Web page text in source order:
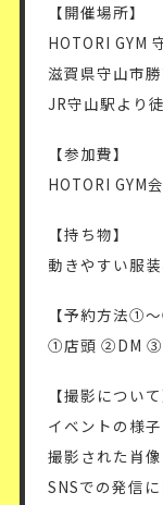
【開催場所】
HOTORI GYM
滋賀県守山市
JR守山駅より
【参加費】
HOTORI GYM
【持ち物】
動きやすい服
【予約方法①
①店頭 ②DM
【撮影について
イベントの様
撮影された肖
SNSでの発信